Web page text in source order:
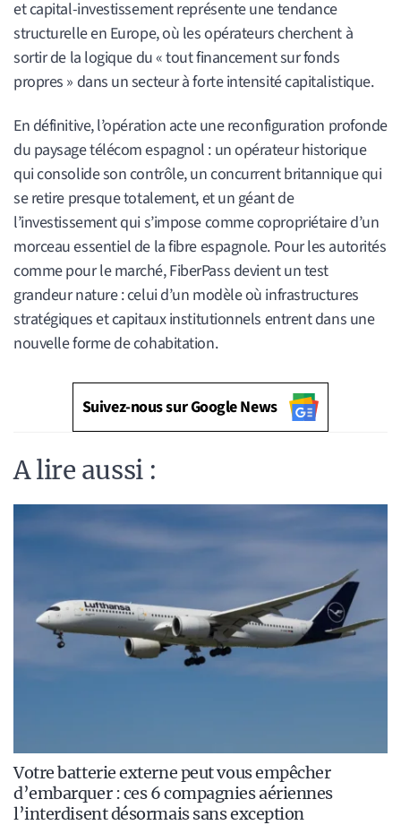
et capital-investissement représente une tendance
structurelle en Europe, où les opérateurs cherchent à
sortir de la logique du « tout financement sur fonds
propres » dans un secteur à forte intensité capitalistique.
En définitive, l’opération acte une reconfiguration profonde
du paysage télécom espagnol : un opérateur historique
qui consolide son contrôle, un concurrent britannique qui
se retire presque totalement, et un géant de
l’investissement qui s’impose comme copropriétaire d’un
morceau essentiel de la fibre espagnole. Pour les autorités
comme pour le marché, FiberPass devient un test
grandeur nature : celui d’un modèle où infrastructures
stratégiques et capitaux institutionnels entrent dans une
nouvelle forme de cohabitation.
Suivez-nous sur Google News
A lire aussi :
Votre batterie externe peut vous empêcher
d’embarquer : ces 6 compagnies aériennes
l’interdisent désormais sans exception